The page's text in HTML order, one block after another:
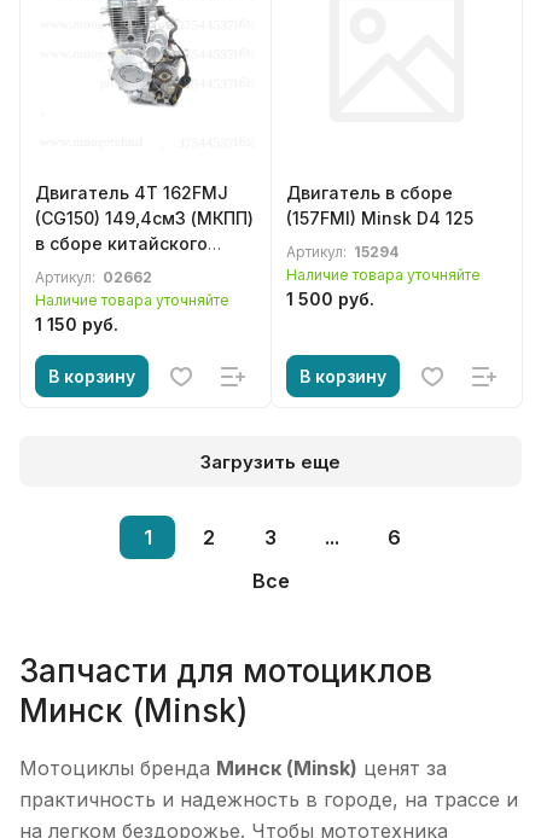
Двигатель 4Т 162FMJ
(CG150) 149,4см3 (МКПП)
в сборе китайского
мотоцикла Racer, Minsk,
Irbis, Viper, Lifan, Loncin,
Zongshen, SYM, Forsage,
Артикул: 02662
Наличие товара уточняйте
1 150 руб.
В корзину
Двигатель в сборе
(157FMI) Minsk D4 125
Артикул: 15294
Наличие товара уточняйте
1 500 руб.
В корзину
Загрузить еще
1 2 3 ...
6
Все
Запчасти для мотоциклов
Минск (Minsk)
Мотоциклы бренда Минск (Minsk) ценят за
практичность и надежность в городе, на трассе и
на легком бездорожье. Чтобы мототехника